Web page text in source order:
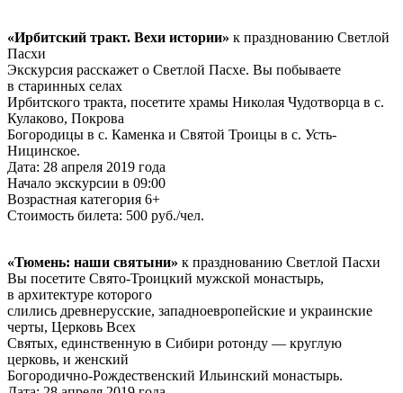
«Ирбитский тракт. Вехи истории» к празднованию Светлой
Пасхи
Экскурсия расскажет о Светлой Пасхе. Вы побываете
в старинных селах
Ирбитского тракта, посетите храмы Николая Чудотворца в с.
Кулаково, Покрова
Богородицы в с. Каменка и Святой Троицы в с. Усть-
Ницинское.
Дата: 28 апреля 2019 года
Начало экскурсии в 09:00
Возрастная категория 6+
Стоимость билета: 500 руб./чел.
«Тюмень: наши святыни» к празднованию Светлой Пасхи
Вы посетите Свято-Троицкий мужской монастырь,
в архитектуре которого
слились древнерусские, западноевропейские и украинские
черты, Церковь Всех
Святых, единственную в Сибири ротонду — круглую
церковь, и женский
Богородично-Рождественский Ильинский монастырь.